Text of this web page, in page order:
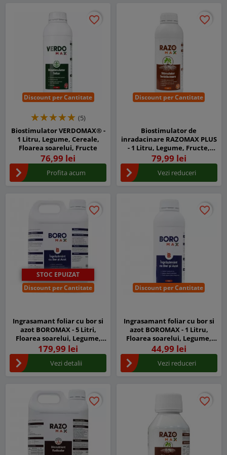
Discount per Cantitate
favorite_border
favorite_border
(5)
Biostimulator VERDOMAX® -
1 Litru, Legume, Cereale,
Floarea soarelui, Fructe
76,99 lei
Profita acum
Discount per Cantitate
favorite_border
favorite_border
Biostimulator de
inradacinare RAZOMAX PLUS
- 1 Litru, Legume, Fructe,
Cereale, Porumb, Dezvolta
sistemul radicular
79,99 lei
Vezi reduceri
STOC EPUIZAT
Discount per Cantitate
favorite_border
favorite_border
Ingrasamant foliar cu bor si
azot BOROMAX - 5 Litri,
Floarea soarelui, Legume,
Fructe
179,99 lei
Vezi detalii
Discount per Cantitate
favorite_border
favorite_border
Ingrasamant foliar cu bor si
azot BOROMAX - 1 Litru,
Floarea soarelui, Legume,
Fructe
44,99 lei
Vezi reduceri
favorite_border
favorite_border favorite_border
favorite_border